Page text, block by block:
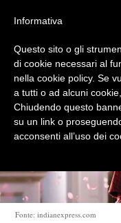
Fonte: indianexpress.com
Informativa
Questo sito o gli
di cookie necessari al
nella cookie policy. Se
a tutti o ad alcuni
Chiudendo questo
su un link o
acconsenti all’uso dei